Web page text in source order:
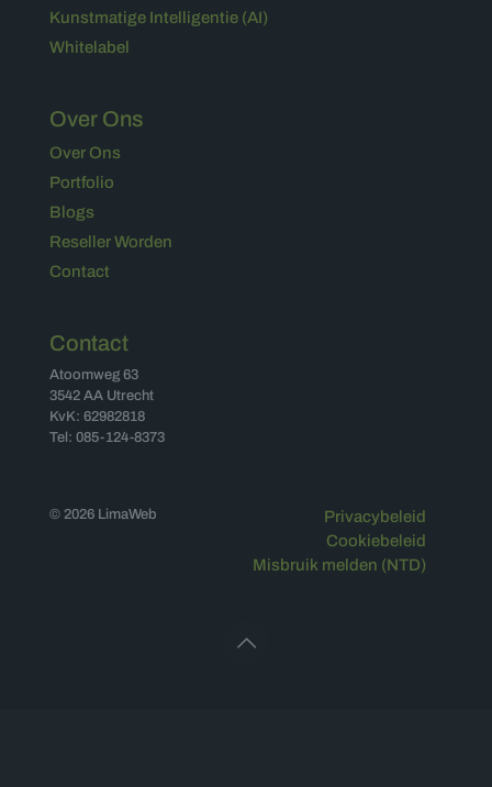
Kunstmatige Intelligentie (AI)
Whitelabel
Over Ons
Over Ons
Portfolio
Blogs
Reseller Worden
Contact
Contact
Atoomweg 63
3542 AA Utrecht
KvK: 62982818
Tel: 085-124-8373
© 2026 LimaWeb
Privacybeleid
Cookiebeleid
Misbruik melden (NTD)